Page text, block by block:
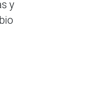
y